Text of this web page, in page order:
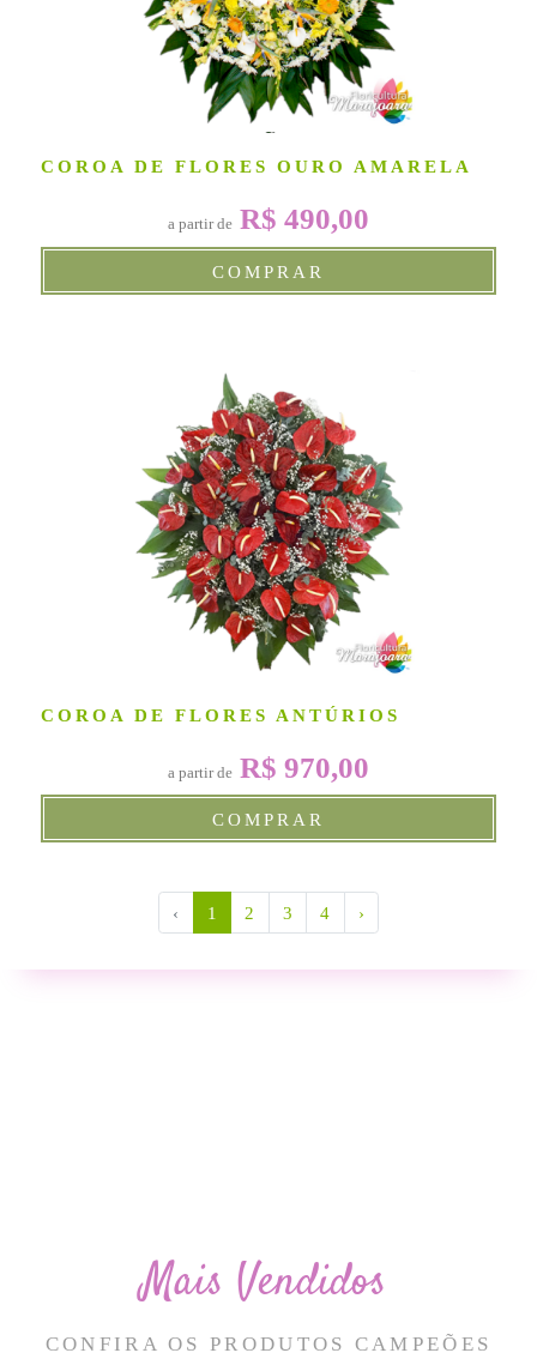
COROA DE FLORES OURO AMARELA
a partir de R$ 490,00
COMPRAR
COROA DE FLORES ANTÚRIOS
a partir de R$ 970,00
COMPRAR
‹ 1 2 3 4 ›
Mais Vendidos
CONFIRA OS PRODUTOS CAMPEÕES